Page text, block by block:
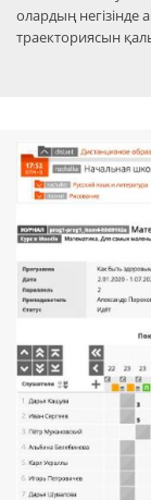
олардың негізінде
траекториясын